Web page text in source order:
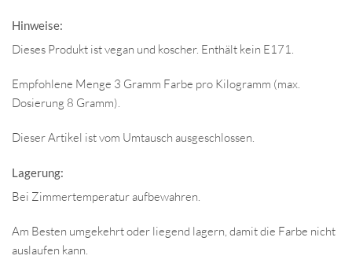
Hinweise:
Dieses Produkt ist vegan und koscher. Enthält kein E171.
Empfohlene Menge 3 Gramm Farbe pro Kilogramm (max.
Dosierung 8 Gramm).
Dieser Artikel ist vom Umtausch ausgeschlossen.
Lagerung:
Bei Zimmertemperatur aufbewahren.
Am Besten umgekehrt oder liegend lagern, damit die Farbe nicht
auslaufen kann.